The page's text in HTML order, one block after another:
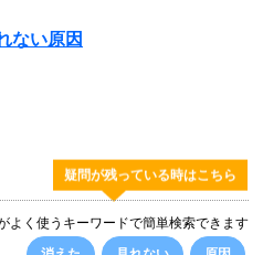
ない原因
疑問が残っている時はこちら
よく使うキーワードで簡単検索できます